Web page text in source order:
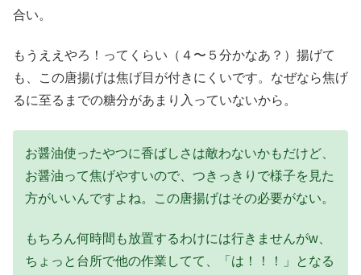
合い。
もうええやろ！ってくらい（４〜５分かなあ？）揚げて
も、この唐揚げは焦げ目が付きにくいです。なぜなら焦げ
るに至るまでの糖分があまり入っていないから。
お醤油使ったやつに香ばしさは敵わないかもだけど、
お醤油って焦げやすいので、つきっきりで様子を見た
方がいいんですよね。この唐揚げはその必要がない。
もちろん何時間も放置するわけには行きませんがw、
ちょっと台所で他の作業してて、「は！！！」となる